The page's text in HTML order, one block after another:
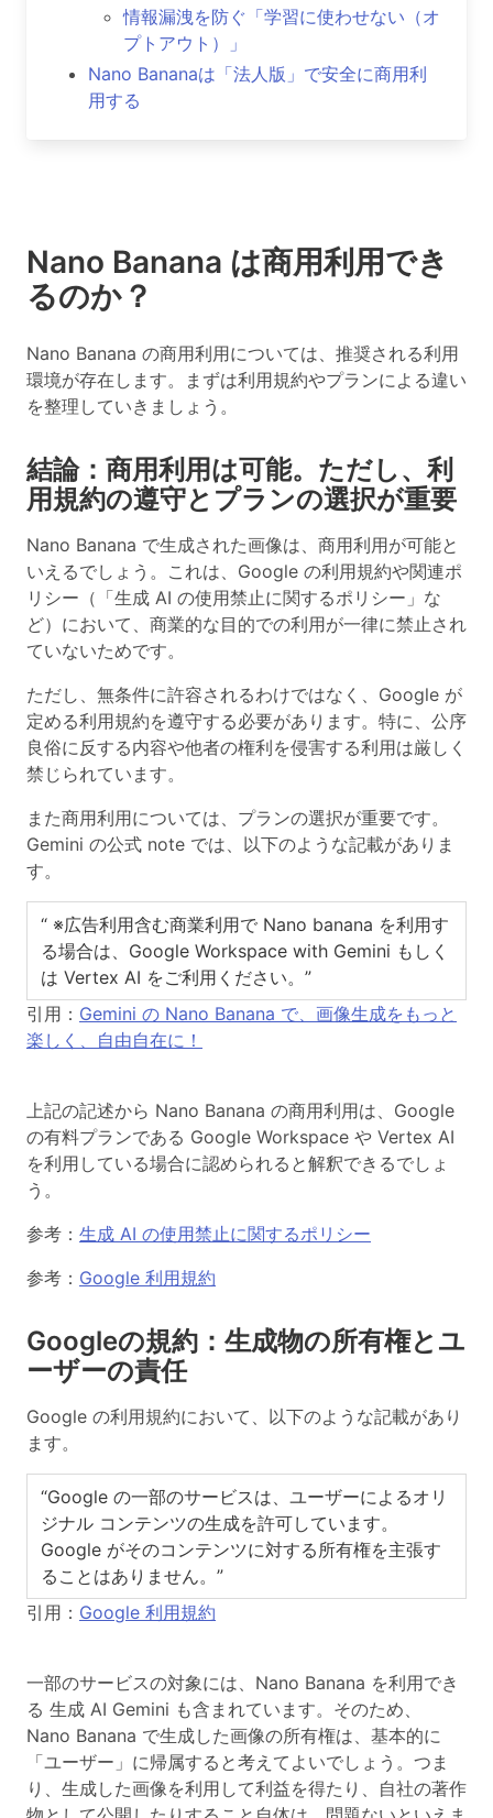
情報漏洩を防ぐ「学習に使わせない（オ
プトアウト）」
Nano Bananaは「法人版」で安全に商用利
用する
Nano Banana は商用利用でき
るのか？
Nano Banana の商用利用については、推奨される利用
環境が存在 します。まずは利用規約やプランによる違い
を整理していきましょう。
結論：商用利用は可能。ただし、利
用規約の遵守とプランの選択が重要
Nano Banana で生成された画像は、 商用利用が可能と
いえるでしょう。これは、Google の利用規約や関連ポ
リシー（「生成 AI の使用禁止に関するポリシー」な
ど）において、商業的な目的での利用が一律に禁止され
ていないためです。
ただし、無条件に許容されるわけではなく、Google が
定める利用規約を遵守する必要があります。特に、公序
良俗に反する内容や他者の権利を侵害する利用は厳しく
禁じられています。
また商用利用については、プランの選択が重要です。
Gemini の公式 note では、以下のような記載がありま
す。
“ ※広告利用含む商業利用で Nano banana を利用す
る場合は、Google Workspace with Gemini もしく
は Vertex AI をご利用ください。”
引用： Gemini の Nano Banana で、画像生成をもっと
楽しく、自由自在に！
上記の記述から Nano Banana の商用利用は、Google
の有料プランである Google Workspace や Vertex AI
を利用している場合に認められる と解釈できるでしょ
う。
参考： 生成 AI の使用禁止に関するポリシー
参考： Google 利用規約
Googleの規約：生成物の所有権とユ
ーザーの責任
Google の利用規約において、以下のような記載があり
ます。
“Google の一部のサービスは、ユーザーによるオリ
ジナル コンテンツの生成を許可しています。
Google がそのコンテンツに対する所有権を主張す
ることはありません。”
引用： Google 利用規約
一部のサービスの対象には、Nano Banana を利用でき
る 生成 AI Gemini も含まれています。そのため、
Nano Banana で生成した画像の所有権は、基本的に
「ユーザー」に帰属すると考えてよいでしょう。つま
り、生成した画像を利用して利益を得たり、自社の著作